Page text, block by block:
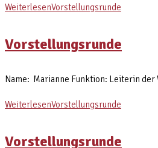
WeiterlesenVorstellungsrunde
Vorstellungsrunde
Name: Marianne Funktion: Leiterin der
WeiterlesenVorstellungsrunde
Vorstellungsrunde